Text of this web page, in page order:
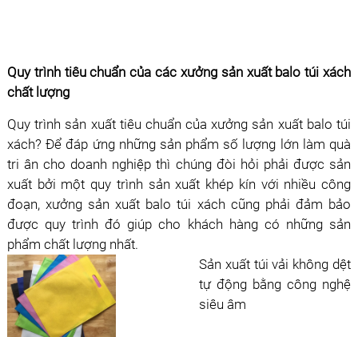
Quy trình tiêu chuẩn của các xưởng sản xuất balo túi xách
chất lượng
Quy trình sản xuất tiêu chuẩn của xưởng sản xuất balo túi
xách? Để đáp ứng những sản phẩm số lượng lớn làm quà
tri ân cho doanh nghiệp thì chúng đòi hỏi phải được sản
xuất bởi một quy trình sản xuất khép kín với nhiều công
đoạn, xưởng sản xuất balo túi xách cũng phải đảm bảo
được quy trình đó giúp cho khách hàng có những sản
phẩm chất lượng nhất.
Sản xuất túi vải không dệt
tự động bằng công nghệ
siêu âm